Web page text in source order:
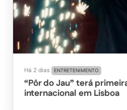
Há 2 dias ENTRETENIMENTO
“Pôr do Jau” terá
internacional em Lisboa